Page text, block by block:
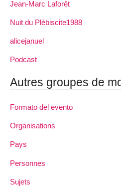
Jean-Marc Laforêt
Nuit du Plébiscite1988
alicejanuel
Podcast
Autres groupes de
Formato del evento
Organisations
Pays
Personnes
Sujets